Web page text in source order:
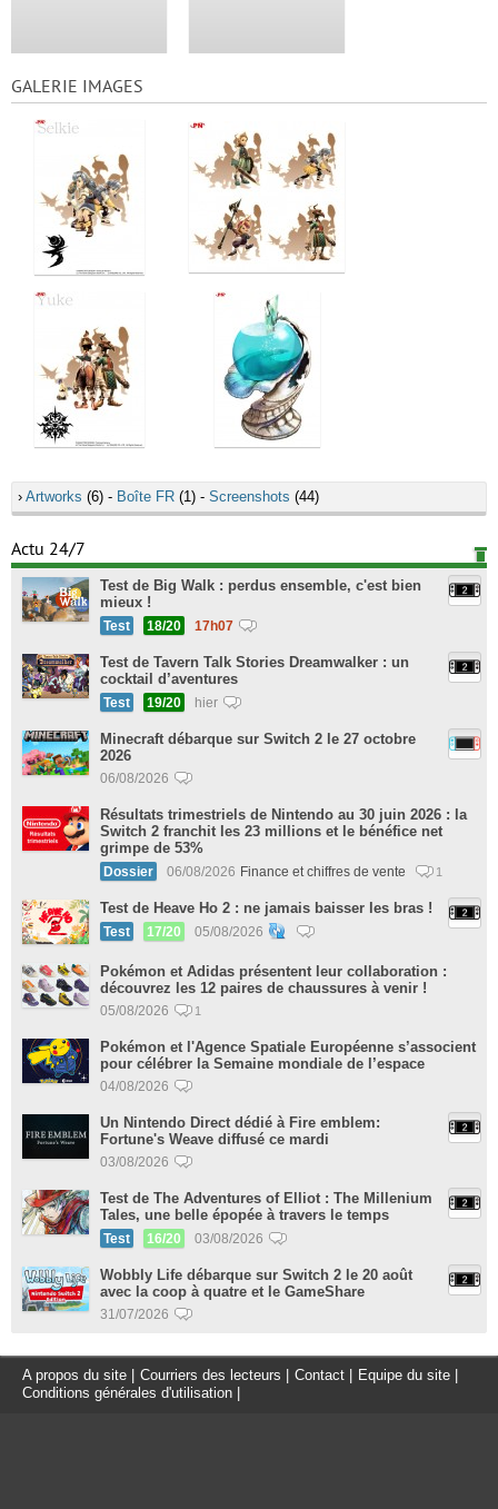
GALERIE IMAGES
› Artworks (6) - Boîte FR (1) - Screenshots (44)
Actu 24/7
Test de Big Walk : perdus ensemble, c'est bien
mieux !
Test 18/20 17h07
Test de Tavern Talk Stories Dreamwalker : un
cocktail d’aventures
Test 19/20 hier
Minecraft débarque sur Switch 2 le 27 octobre
2026
06/08/2026
Résultats trimestriels de Nintendo au 30 juin 2026 : la
Switch 2 franchit les 23 millions et le bénéfice net
grimpe de 53%
Dossier 06/08/2026 Finance et chiffres de vente 1
Test de Heave Ho 2 : ne jamais baisser les bras !
Test 17/20 05/08/2026
Pokémon et Adidas présentent leur collaboration :
découvrez les 12 paires de chaussures à venir !
05/08/2026 1
Pokémon et l'Agence Spatiale Européenne s’associent
pour célébrer la Semaine mondiale de l’espace
04/08/2026
Un Nintendo Direct dédié à Fire emblem:
Fortune's Weave diffusé ce mardi
03/08/2026
Test de The Adventures of Elliot : The Millenium
Tales, une belle épopée à travers le temps
Test 16/20 03/08/2026
Wobbly Life débarque sur Switch 2 le 20 août
avec la coop à quatre et le GameShare
31/07/2026
A propos du site Courriers des lecteurs Contact Equipe du site
Conditions générales d'utilisation